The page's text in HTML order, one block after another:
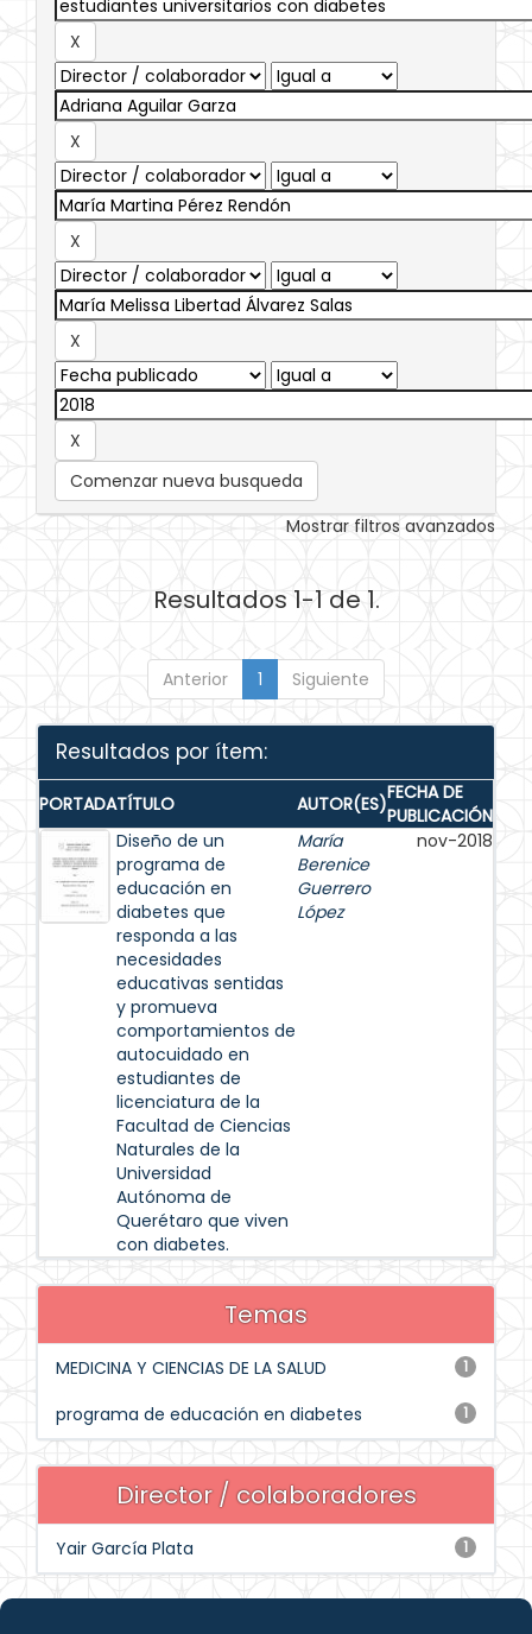
Comenzar nueva busqueda
Mostrar filtros avanzados
Resultados 1-1 de 1.
Anterior 1 Siguiente
Resultados por ítem:
PORTADATÍTULO AUTOR(ES)FECHA DE
PUBLICACIÓN
Diseño de un
programa de
educación en
diabetes que
responda a las
necesidades
educativas sentidas
y promueva
comportamientos de
autocuidado en
estudiantes de
licenciatura de la
Facultad de Ciencias
Naturales de la
Universidad
Autónoma de
Querétaro que viven
con diabetes.
María
Berenice
Guerrero
López
nov-2018
Temas
1
MEDICINA Y CIENCIAS DE LA SALUD
1
programa de educación en diabetes
Director / colaboradores
1
Yair García Plata